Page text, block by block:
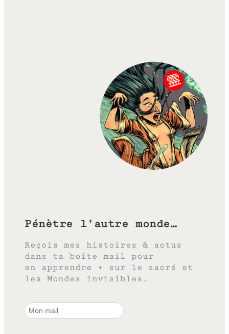
Pénètre l’autre monde…
Reçois mes histoires & actus
dans ta boîte mail pour
en apprendre + sur le sacré et
les Mondes invisibles.